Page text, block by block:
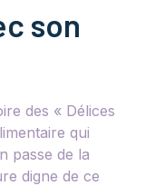
son
des « Délices
qui
passe de la
digne de ce